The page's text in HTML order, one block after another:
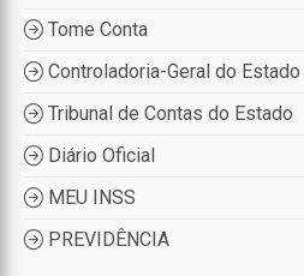
Tome Conta
Controladoria-Geral do Estado
Tribunal de Contas do Estado
Diário Oficial
MEU INSS
PREVIDÊNCIA